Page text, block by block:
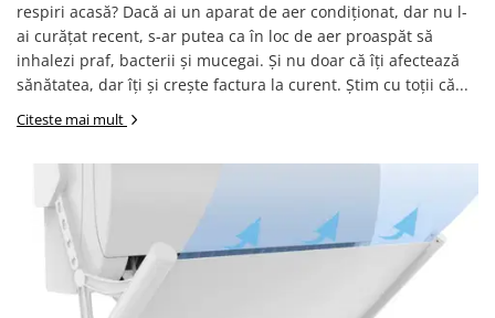
Igiena si ingrijire bebelusi
Accesorii bebelusi / nou-nascuti
Perne si saltele bebelusi
Diversificare bebelusi
Baia bebelusului
Jucarii copii si jocuri educative
Jucarii dentitie
Jocuri educative
Jucarii bebelusi
respiri acasă? Dacă ai un aparat de aer condiționat, dar nu l-
ai curățat recent, s-ar putea ca în loc de aer proaspăt să
inhalezi praf, bacterii și mucegai. Și nu doar că îți afectează
sănătatea, dar îți și crește factura la curent. Știm cu toții că...
Citeste mai mult